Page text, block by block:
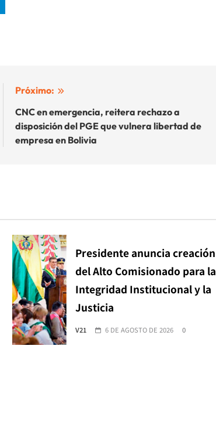
Próximo:
CNC en emergencia, reitera rechazo a
disposición del PGE que vulnera libertad de
empresa en Bolivia
Presidente anuncia creación
del Alto Comisionado para la
Integridad Institucional y la
Justicia
V21 6 DE AGOSTO DE 2026 0